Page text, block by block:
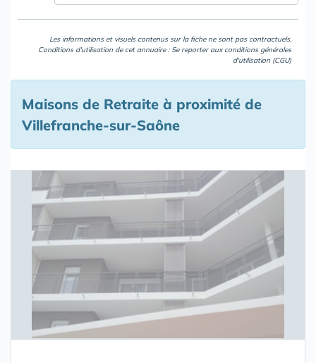
Les informations et visuels contenus sur la fiche ne sont pas contractuels.
Conditions d'utilisation de cet annuaire : Se reporter aux conditions générales
d'utilisation (CGU)
Maisons de Retraite à proximité de
Villefranche-sur-Saône